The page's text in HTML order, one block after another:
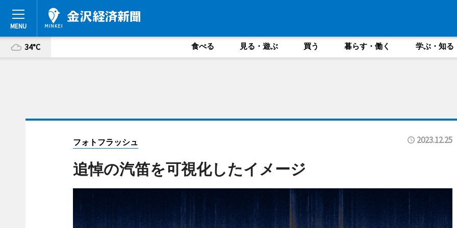
34°C 食べる 見る・遊ぶ 買う 暮らす・働く 学ぶ・知る
フォトフラッシュ 2023.12.25
追悼の汽笛を可視化したイメージ